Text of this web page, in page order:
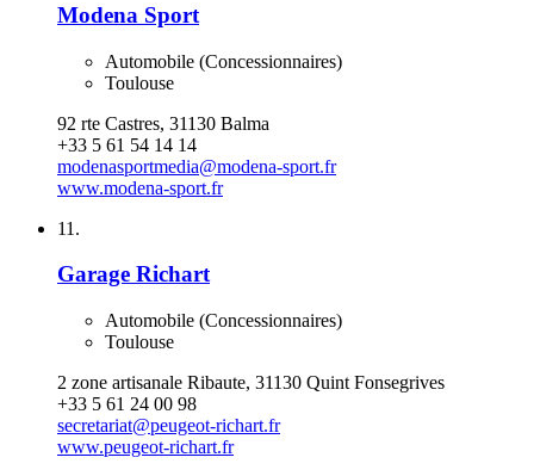
Modena Sport
Automobile (Concessionnaires)
Toulouse
92 rte Castres, 31130 Balma
+33 5 61 54 14 14
modenasportmedia@modena-sport.fr
www.modena-sport.fr
11.
Garage Richart
Automobile (Concessionnaires)
Toulouse
2 zone artisanale Ribaute, 31130 Quint Fonsegrives
+33 5 61 24 00 98
secretariat@peugeot-richart.fr
www.peugeot-richart.fr